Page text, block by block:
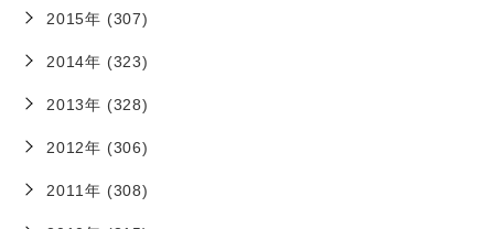
2015年 (307)
2014年 (323)
2013年 (328)
2012年 (306)
2011年 (308)